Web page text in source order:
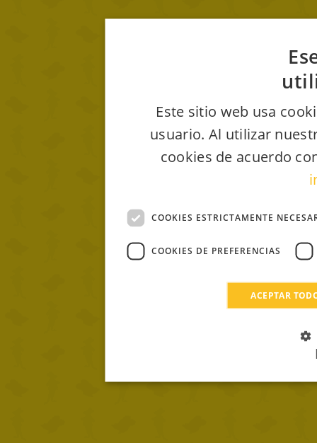
Este sitio web usa
usuario. Al utilizar
cookies de acuerdo
COOKIES ESTRICTAMENTE
COOKIES DE PREFERENCIAS
ACEPTAR